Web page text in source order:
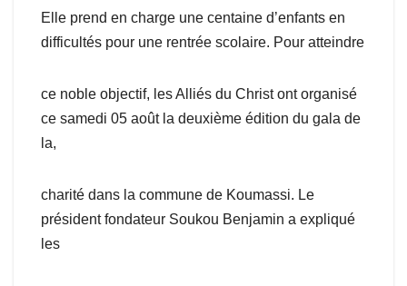
Elle prend en charge une centaine d’enfants en
difficultés pour une rentrée scolaire. Pour atteindre
ce noble objectif, les Alliés du Christ ont organisé
ce samedi 05 août la deuxième édition du gala de
la,
charité dans la commune de Koumassi. Le
président fondateur Soukou Benjamin a expliqué
les